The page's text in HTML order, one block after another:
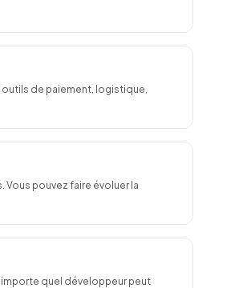
outils de paiement, logistique,
pouvez faire évoluer la
quel développeur peut